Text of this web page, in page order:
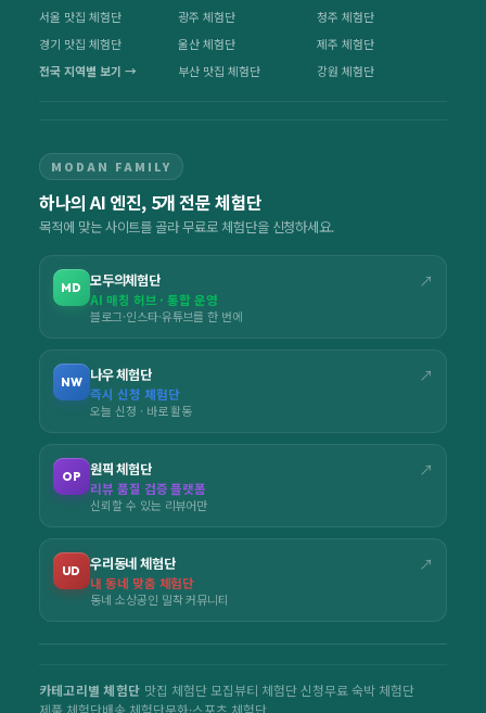
서울 맛집 체험단
경기 맛집 체험단
전국 지역별 보기 →
광주 체험단
울산 체험단
부산 맛집 체험단
청주 체험단
제주 체험단
강원 체험단
MODAN FAMILY
하나의 AI 엔진, 5개 전문 체험단
목적에 맞는 사이트를 골라 무료로 체험단을 신청하세요.
MD 모두의체험단 ↗
AI 매칭 허브 · 통합 운영
블로그·인스타·유튜브를 한 번에
NW 나우 체험단 ↗
즉시 신청 체험단
오늘 신청 · 바로 활동
OP 원픽 체험단 ↗
리뷰 품질 검증 플랫폼
신뢰할 수 있는 리뷰어만
UD 우리동네 체험단 ↗
내 동네 맞춤 체험단
동네 소상공인 밀착 커뮤니티
카테고리별 체험단 맛집 체험단 모집뷰티 체험단 신청무료 숙박 체험단